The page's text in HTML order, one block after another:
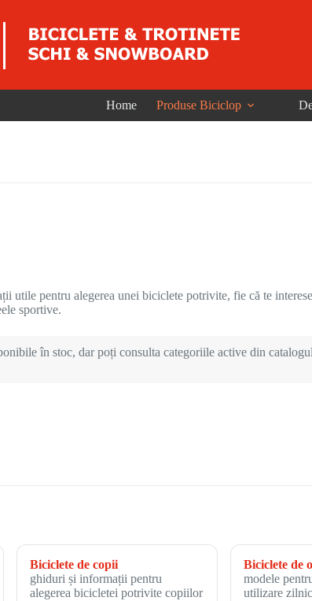
Home Produse Biciclop
utile pentru alegerea unei biciclete potrivite, fie că te
sportive.
în stoc, dar poți consulta categoriile active din
Biciclete de copii
ghiduri și informații pentru
alegerea bicicletei potrivite copiilor
Biciclete de
modele
utilizare